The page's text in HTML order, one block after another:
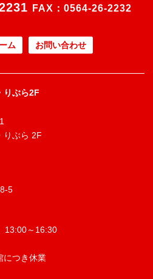
FAX：0564-26-2232
ム お問い合わせ
りぶら2F
りぶら 2F
5
13:00～16:30
につき休業